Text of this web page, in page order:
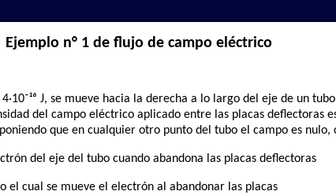
Ejemplo n° 1 de flujo de campo eléctrico
J, se mueve hacia la derecha a lo largo del eje de un
del campo eléctrico aplicado entre las placas deflectoras es
que en cualquier otro punto del tubo el campo es nulo,
del eje del tubo cuando abandona las placas deflectoras
el cual se mueve el electrón al abandonar las placas